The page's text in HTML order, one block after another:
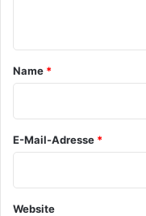
a
*
Name *
E-Mail-Adresse *
Website